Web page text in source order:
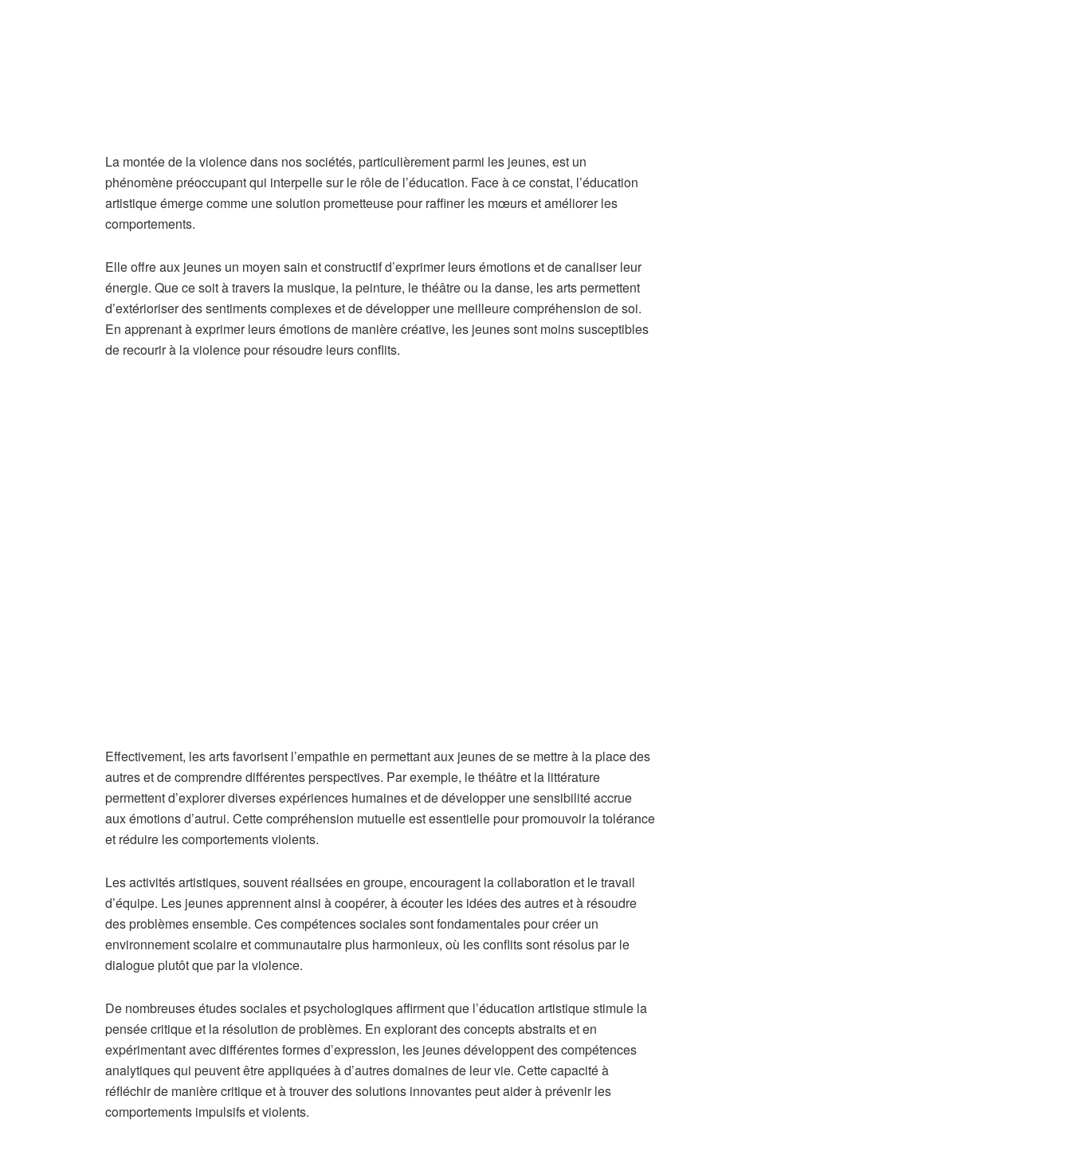
La montée de la violence dans nos sociétés, particulièrement parmi les jeunes, est un
phénomène préoccupant qui interpelle sur le rôle de l’éducation. Face à ce constat, l’éducation
artistique émerge comme une solution prometteuse pour raffiner les mœurs et améliorer les
comportements.
Elle offre aux jeunes un moyen sain et constructif d’exprimer leurs émotions et de canaliser leur
énergie. Que ce soit à travers la musique, la peinture, le théâtre ou la danse, les arts permettent
d’extérioriser des sentiments complexes et de développer une meilleure compréhension de soi.
En apprenant à exprimer leurs émotions de manière créative, les jeunes sont moins susceptibles
de recourir à la violence pour résoudre leurs conflits.
Effectivement, les arts favorisent l’empathie en permettant aux jeunes de se mettre à la place des
autres et de comprendre différentes perspectives. Par exemple, le théâtre et la littérature
permettent d’explorer diverses expériences humaines et de développer une sensibilité accrue
aux émotions d’autrui. Cette compréhension mutuelle est essentielle pour promouvoir la tolérance
et réduire les comportements violents.
Les activités artistiques, souvent réalisées en groupe, encouragent la collaboration et le travail
d’équipe. Les jeunes apprennent ainsi à coopérer, à écouter les idées des autres et à résoudre
des problèmes ensemble. Ces compétences sociales sont fondamentales pour créer un
environnement scolaire et communautaire plus harmonieux, où les conflits sont résolus par le
dialogue plutôt que par la violence.
De nombreuses études sociales et psychologiques affirment que l’éducation artistique stimule la
pensée critique et la résolution de problèmes. En explorant des concepts abstraits et en
expérimentant avec différentes formes d’expression, les jeunes développent des compétences
analytiques qui peuvent être appliquées à d’autres domaines de leur vie. Cette capacité à
réfléchir de manière critique et à trouver des solutions innovantes peut aider à prévenir les
comportements impulsifs et violents.